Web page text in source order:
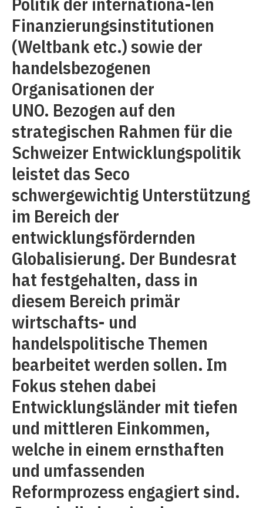
Finanzierungsinstitutionen
(Weltbank etc.) sowie der
handelsbezogenen
Organisationen der
UNO. Bezogen auf den
strategischen Rahmen für die
Schweizer Entwicklungspolitik
leistet das Seco
schwergewichtig Unterstützung
im Bereich der
entwicklungsfördernden
Globalisierung. Der Bundesrat
hat festgehalten, dass in
diesem Bereich primär
wirtschafts- und
handelspolitische Themen
bearbeitet werden sollen. Im
Fokus stehen dabei
Entwicklungsländer mit tiefen
und mittleren Einkommen,
welche in einem ernsthaften
und umfassenden
Reformprozess engagiert sind.